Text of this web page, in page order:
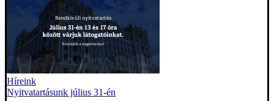
Híreink
Nyitvatartásunk július 31-én